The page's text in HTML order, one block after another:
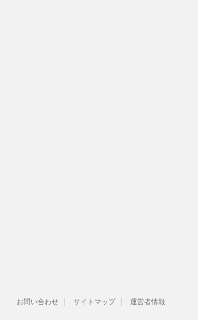
お問い合わせ サイトマップ 運営者情報